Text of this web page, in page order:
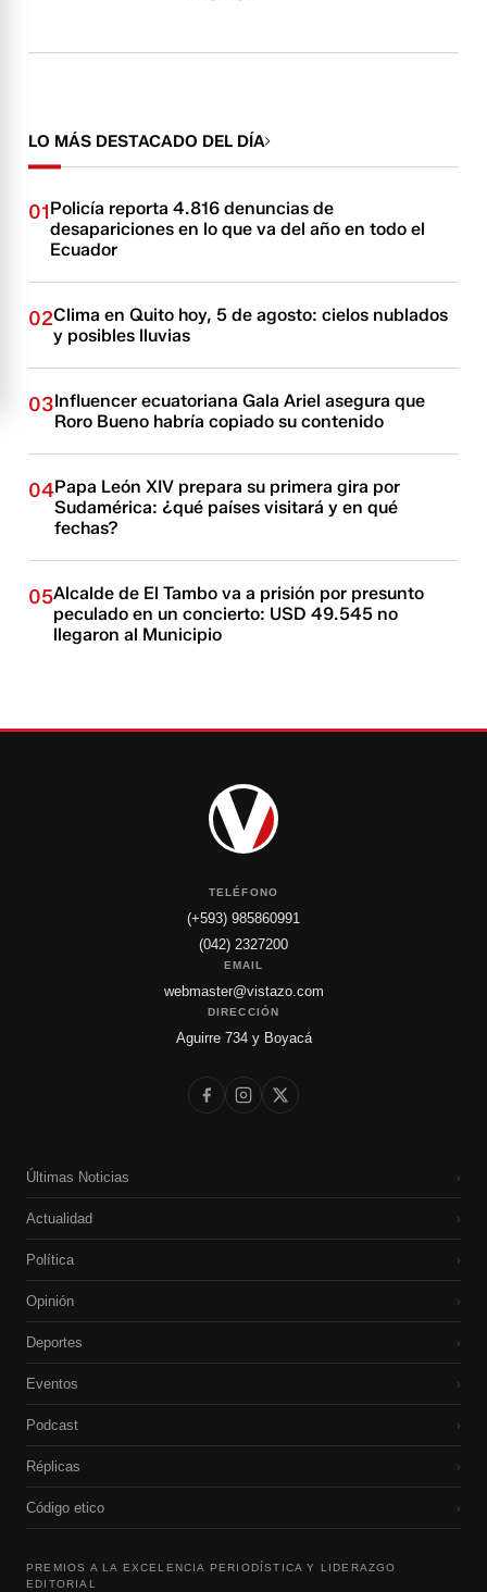
LO MÁS DESTACADO DEL DÍA
01Policía reporta 4.816 denuncias de
desapariciones en lo que va del año en todo el
Ecuador
02Clima en Quito hoy, 5 de agosto: cielos nublados
y posibles lluvias
03Influencer ecuatoriana Gala Ariel asegura que
Roro Bueno habría copiado su contenido
04Papa León XIV prepara su primera gira por
Sudamérica: ¿qué países visitará y en qué
fechas?
05Alcalde de El Tambo va a prisión por presunto
peculado en un concierto: USD 49.545 no
llegaron al Municipio
TELÉFONO
(+593) 985860991
(042) 2327200
EMAIL
webmaster@vistazo.com
DIRECCIÓN
Aguirre 734 y Boyacá
Últimas Noticias ›
Actualidad ›
Política ›
Opinión ›
Deportes ›
Eventos ›
Podcast ›
Réplicas ›
Código etico ›
PREMIOS A LA EXCELENCIA PERIODÍSTICA Y LIDERAZGO
EDITORIAL